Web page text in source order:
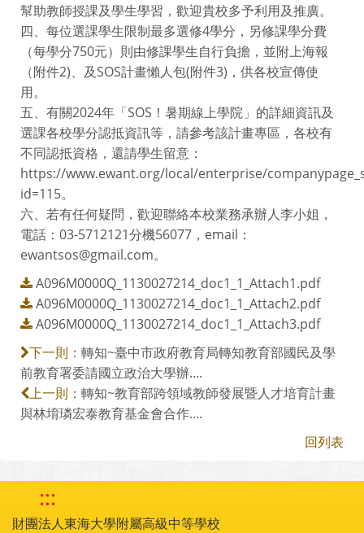
幫助教師授課及學生學習，歡迎貴校多予利用及推廣。
四、每位選課學生限制最多選修4學分，另修課學分費
（每學分750元）則由修課學生自行負擔，並附上海報
（附件2)、及SOS計畫懶人包(附件3)，供各校宣傳使
用。
五、有關2024年「SOS！暑期線上學院」的詳細資訊及
選課各校學分認抵資訊等，請參考該計畫專區，各校有
不同認抵資格，還請學生留意：
https://www.ewant.org/local/enterprise/
id=115。
六、若有任何疑問，歡迎聯絡本校業務承辦人李小姐，
電話：03-5712121分機56077，email：
ewantsos@gmail.com。
A096M0000Q_1130027214_doc1_1_Attach1.pdf
A096M0000Q_1130027214_doc1_1_Attach2.pdf
A096M0000Q_1130027214_doc1_1_Attach3.pdf
下一則： 轉知~臺中市政府教育局轉知教育部國民及學
前教育署委請國立政治大學辦....
上一則： 轉知~教育部跨領域教師發展暨人才培育計畫
與林堉璘宏泰教育基金會合作....
回列表
:::
財團法人東海大學附屬高級中等學校